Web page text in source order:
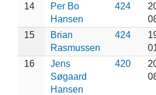
14
Per Bo
Hansen
424
15
Brian
Rasmussen
424
16
Jens
Søgaard
Hansen
420